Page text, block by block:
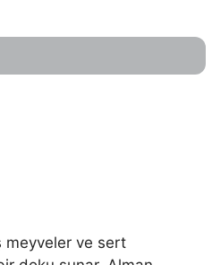
meyveler ve sert